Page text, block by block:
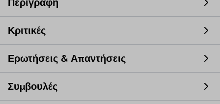
Περιγραφή
Κριτικές
Ερωτήσεις & Απαντήσεις
Συμβουλές